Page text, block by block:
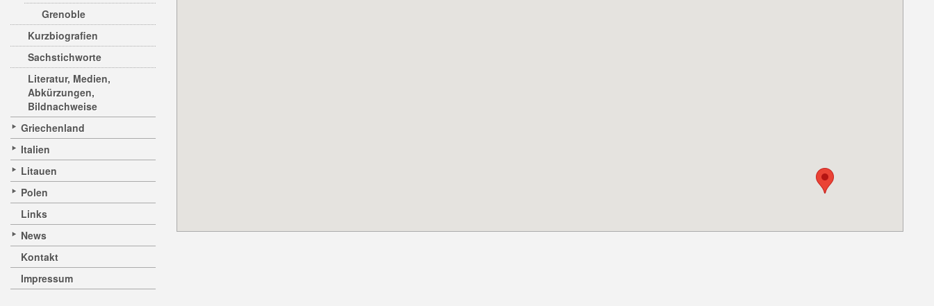
Grenoble
Kurzbiografien
Sachstichworte
Literatur, Medien,
Abkürzungen,
Bildnachweise
Griechenland
Italien
Litauen
Polen
Links
News
Kontakt
Impressum